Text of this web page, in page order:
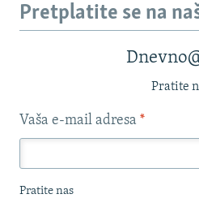
Pretplatite se na
Pratite
Vaša e-mail adresa *
Pratite nas